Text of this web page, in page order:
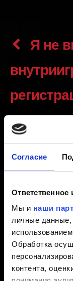
Согласие
Мы и наши
личные
Обработка
контента,
Я не вижу своих
Создано 3 года
Чтобы узнать,
Йеннифэр,
1. Убедитесь,
связана с
Выберите
игры «Ведьмак
запись.
2. Убедитесь,
перезапустите